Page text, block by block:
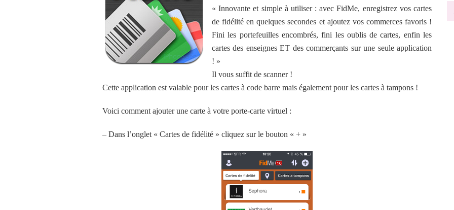
« Innovante et simple à utiliser : avec FidMe, enregistrez vos cartes
de fidélité en quelques secondes et ajoutez vos commerces favoris !
Fini les portefeuilles encombrés, fini les oublis de cartes, enfin les
cartes des enseignes ET des commerçants sur une seule application
! »
Il vous suffit de scanner !
Cette application est valable pour les cartes à code barre mais également pour les cartes à tampons !
Voici comment ajouter une carte à votre porte-carte virtuel :
– Dans l’onglet « Cartes de fidélité » cliquez sur le bouton « + »